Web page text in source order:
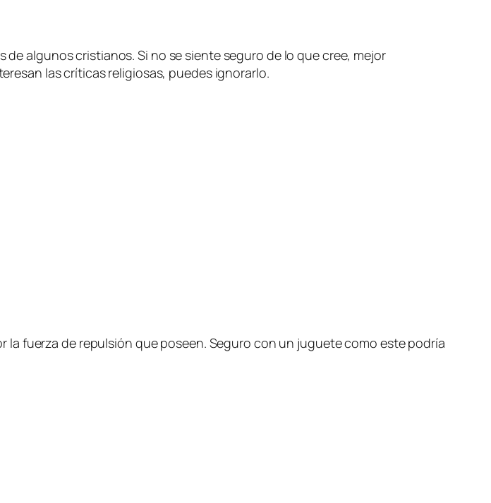
algunos cristianos. Si no se siente seguro de lo que cree, mejor
las críticas religiosas, puedes ignorarlo.
fuerza de repulsión que poseen. Seguro con un juguete como este podría